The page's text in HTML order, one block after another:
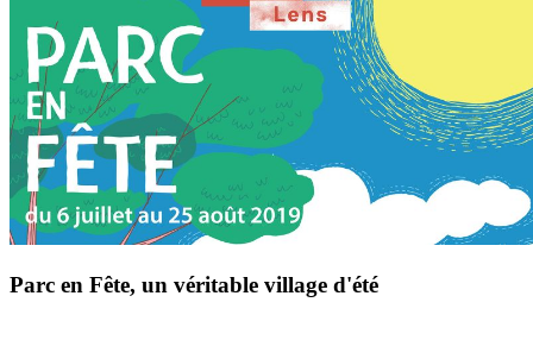
Parc en Fête, un véritable village d'été